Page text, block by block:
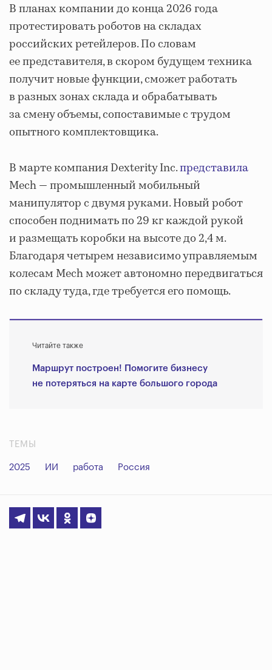
В планах компании до конца 2026 года
протестировать роботов на складах
российских ретейлеров. По словам
ее представителя, в скором будущем техника
получит новые функции, сможет работать
в разных зонах склада и обрабатывать
за смену объемы, сопоставимые с трудом
опытного комплектовщика.
В марте компания Dexterity Inc.представила
Mech — промышленный мобильный
манипулятор с двумя руками. Новый робот
способен поднимать по 29 кг каждой рукой
и размещать коробки на высоте до 2,4 м.
Благодаря четырем независимо управляемым
колесам Mech может автономно передвигаться
по складу туда, где требуется его помощь.
Читайте также
Маршрут построен! Помогите бизнесу
не потеряться на карте большого города
ТЕМЫ
2025 ИИ работа Россия